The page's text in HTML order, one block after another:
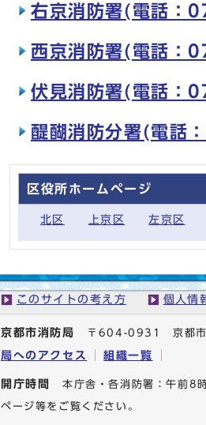
右京消防署(電話
西京消防署(電話
伏見消防署(電話
醍醐消防分署(電
区役所ホームページ
北区 上京区 左京区
このサイトの考え方 個人情
京都市消防局 〒604-0931 京都市
局へのアクセス
組織一覧
開庁時間 本庁舎・各消防署：午前8
ページ等をご覧ください。